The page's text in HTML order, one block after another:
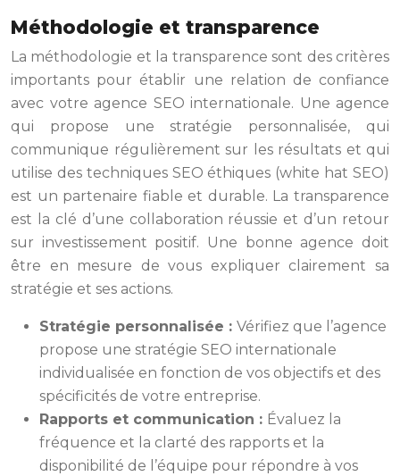
Méthodologie et transparence
La méthodologie et la transparence sont des critères
importants pour établir une relation de confiance
avec votre agence SEO internationale. Une agence
qui propose une stratégie personnalisée, qui
communique régulièrement sur les résultats et qui
utilise des techniques SEO éthiques (white hat SEO)
est un partenaire fiable et durable. La transparence
est la clé d’une collaboration réussie et d’un retour
sur investissement positif. Une bonne agence doit
être en mesure de vous expliquer clairement sa
stratégie et ses actions.
Stratégie personnalisée : Vérifiez que l’agence
propose une stratégie SEO internationale
individualisée en fonction de vos objectifs et des
spécificités de votre entreprise.
Rapports et communication : Évaluez la
fréquence et la clarté des rapports et la
disponibilité de l’équipe pour répondre à vos